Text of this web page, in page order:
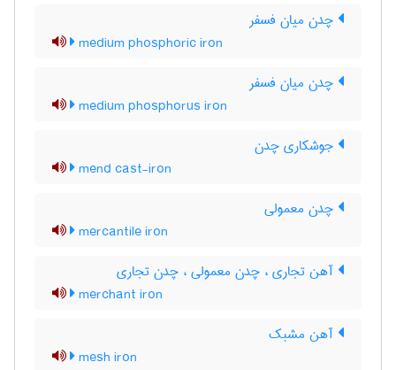
چدن میان فسفر
medium phosphoric iron
چدن میان فسفر
medium phosphorus iron
جوشکاری چدن
mend cast-iron
چدن معمولی
mercantile iron
آهن تجاری ، چدن معمولی ، چدن تجاری
merchant iron
آهن مشبک
mesh iron